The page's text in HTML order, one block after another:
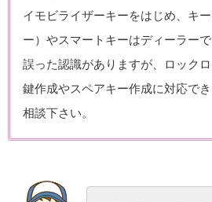
イモビライザーキーをはじめ、キ
ー）やスマートキーはディーラー
誤った認識がありますが、ロック
鍵作成やスペアキー作成に対応で
相談下さい。